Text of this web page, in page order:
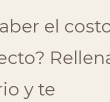
el
y te